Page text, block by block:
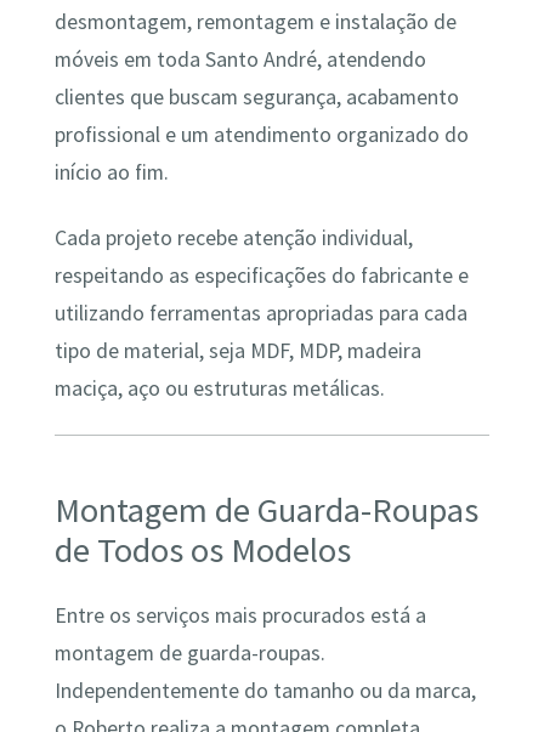
desmontagem, remontagem e instalação de
móveis em toda Santo André, atendendo
clientes que buscam segurança, acabamento
profissional e um atendimento organizado do
início ao fim.
Cada projeto recebe atenção individual,
respeitando as especificações do fabricante e
utilizando ferramentas apropriadas para cada
tipo de material, seja MDF, MDP, madeira
maciça, aço ou estruturas metálicas.
Montagem de Guarda-Roupas
de Todos os Modelos
Entre os serviços mais procurados está a
montagem de guarda-roupas.
Independentemente do tamanho ou da marca,